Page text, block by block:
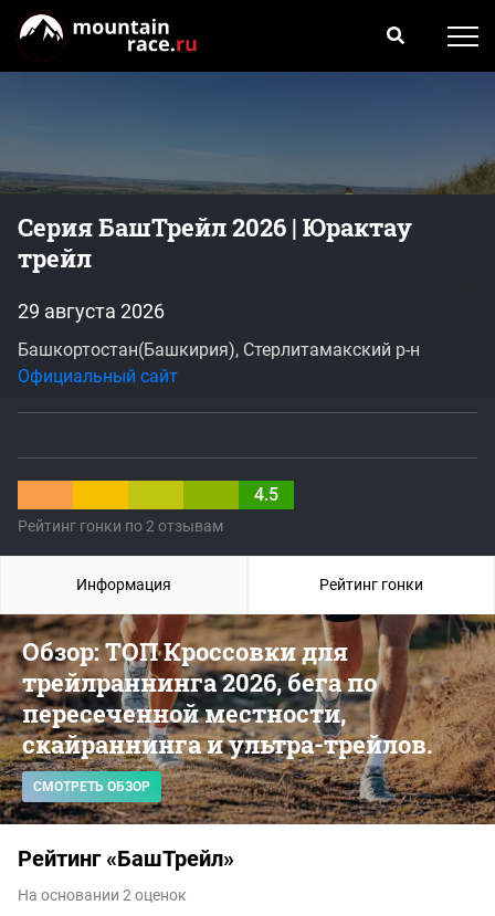
Серия БашТрейл 2026 | Юрактау
трейл
4.5
Рейтинг гонки по 2 отзывам
29 августа 2026
Башкортостан(Башкирия), Стерлитамакский р-н
Официальный сайт
Обзор: ТОП Кроссовки для
трейлраннинга 2026, бега по
пересеченной местности,
скайраннинга и ультра-трейлов.
СМОТРЕТЬ ОБЗОР
Рейтинг «БашТрейл»
На основании 2 оценок
Информация Рейтинг гонки